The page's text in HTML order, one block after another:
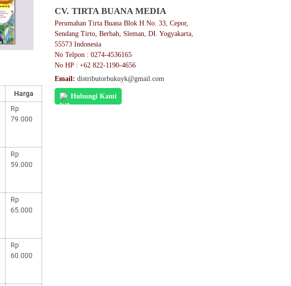
Harga
Rp
79.000
Rp
59.000
Rp
65.000
Rp
60.000
CV. TIRTA BUANA MEDIA
Perumahan Tirta Buana Blok H No. 33, Cepor,
Sendang Tirto, Berbah, Sleman, DI. Yogyakarta,
55573 Indonesia
No Telpon : 0274-4536165
No HP : +62 822-1190-4656
Email: distributorbukuyk@gmail.com
Hubungi Kami